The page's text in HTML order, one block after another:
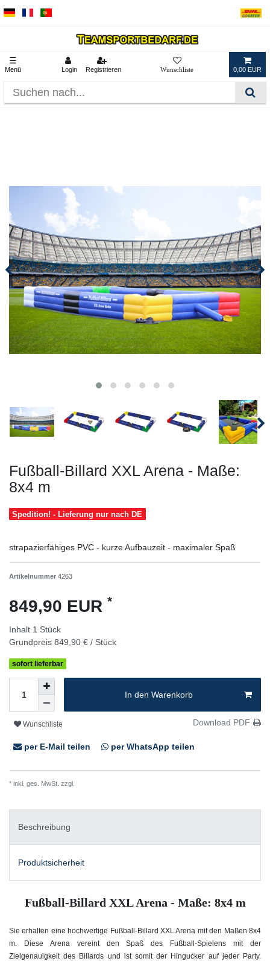
☰
Menü Login Registrieren 0,00 EUR
Fußball-Billard XXL Arena - Maße:
8x4 m
Spedition! - Lieferung nur nach DE
strapazierfähiges PVC - kurze Aufbauzeit - maximaler Spaß
Artikelnummer 4263
849,90 EUR *
Inhalt 1 Stück
Grundpreis 849,90 € / Stück
sofort lieferbar
In den Warenkorb
Wunschliste Download PDF
per E-Mail teilen per WhatsApp teilen
* inkl. ges. MwSt. zzgl.
Beschreibung
Produktsicherheit
Fußball-Billard XXL Arena - Maße: 8x4 m
Sie erhalten eine hochwertige Fußball-Billard XXL Arena mit den Maßen 8x4
m. Diese Arena vereint den Spaß des Fußball-Spielens mit der
Zielgenauigkeit des Billards und ist somit der Hingucker auf jeder Party.